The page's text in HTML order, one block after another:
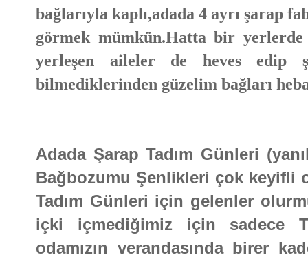
bağlarıyla kaplı,adada 4 ayrı şarap
görmek mümkün.Hatta bir yerlerde
yerleşen aileler de heves edip
bilmediklerinden güzelim bağları
Adada Şarap Tadım Günleri
Bağbozumu Şenlikleri çok keyifli
Tadım Günleri için gelenler
içki içmediğimiz için sadece
odamızın verandasında birer